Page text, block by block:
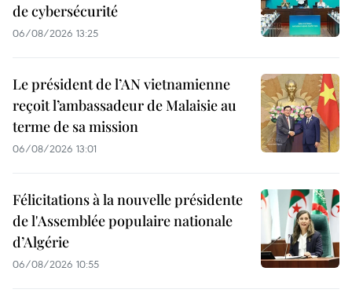
de cybersécurité
06/08/2026 13:25
Le président de l’AN vietnamienne
reçoit l’ambassadeur de Malaisie au
terme de sa mission
06/08/2026 13:01
Félicitations à la nouvelle présidente
de l'Assemblée populaire nationale
d’Algérie
06/08/2026 10:55